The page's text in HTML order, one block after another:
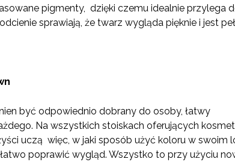
pigmenty, dzięki czemu idealnie przylega
sprawiają, że twarz wygląda pięknie i jest
być odpowiednio dobrany do osoby, łatwy
Na wszystkich stoiskach oferujących
uczą więc, w jaki sposób użyć koloru w swoim
poprawić wygląd. Wszystko to przy użyciu